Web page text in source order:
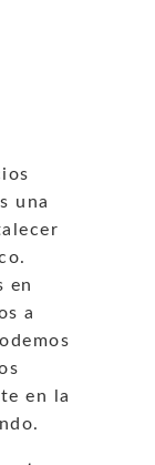
una
en
a
en la